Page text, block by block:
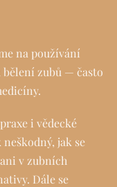
na používání
zubů — často
i vědecké
jak se
v zubních
Dále se